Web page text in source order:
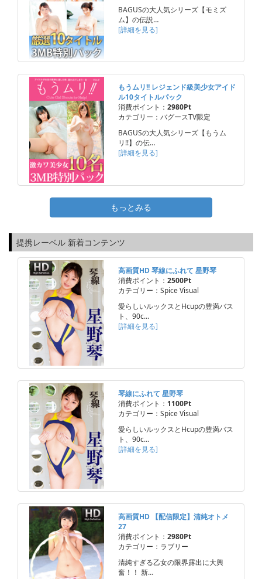
BAGUSの大人気シリーズ【モミズ
ム】の伝説…
[詳細を見る]
もうムリ!! レジェンド級美少女アイド
ル10タイトルパック
消費ポイント： 2980Pt
カテゴリー：バグースTV限定
BAGUSの大人気シリーズ【もうム
リ!!】の伝…
[詳細を見る]
もっとみる
提携レーベル 新着コンテンツ
高画質HD 琴線にふれて 星野琴
消費ポイント： 2500Pt
カテゴリー：Spice Visual
愛らしいルックスとHcupの豊満バス
ト、90c…
[詳細を見る]
琴線にふれて 星野琴
消費ポイント： 1100Pt
カテゴリー：Spice Visual
愛らしいルックスとHcupの豊満バス
ト、90c…
[詳細を見る]
高画質HD 【配信限定】清純オトメ
27
消費ポイント： 2980Pt
カテゴリー：ラブリー
清純すぎる乙女の限界露出に大興
奮！！ 新…